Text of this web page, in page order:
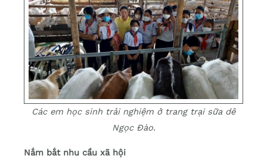
Các em học sinh trải nghiệm ở trang trại sữa dê
Ngọc Đào.
Nắm bắt nhu cầu xã hội